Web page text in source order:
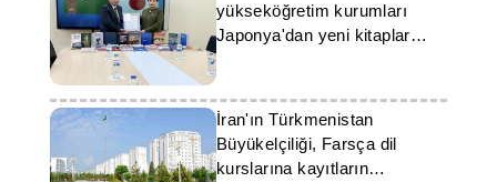
yükseköğretim kurumları
Japonya'dan yeni kitaplar
hediye aldı
İran'ın Türkmenistan
Büyükelçiliği, Farsça dil
kurslarına kayıtların